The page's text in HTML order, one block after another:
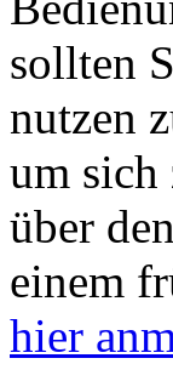
sollten
nutzen
um
über
einem
hier